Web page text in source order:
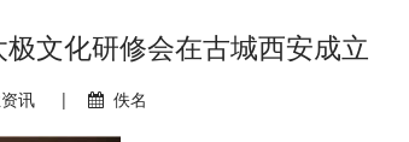
文化研修会在古城西安成立
讯 | 佚名